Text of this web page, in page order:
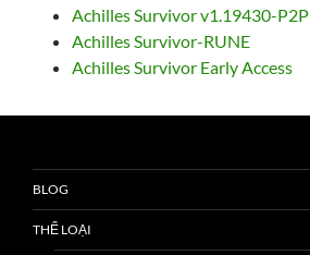
Achilles Survivor v1.19430-P2P
Achilles Survivor-RUNE
Achilles Survivor Early Access
BLOG
THỂ LOẠI